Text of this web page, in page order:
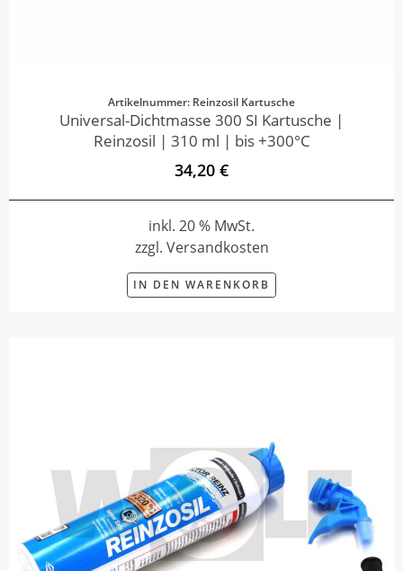
Artikelnummer: Reinzosil Kartusche
Universal-Dichtmasse 300 SI Kartusche |
Reinzosil | 310 ml | bis +300°C
34,20 €
inkl. 20 % MwSt.
zzgl. Versandkosten
IN DEN WARENKORB